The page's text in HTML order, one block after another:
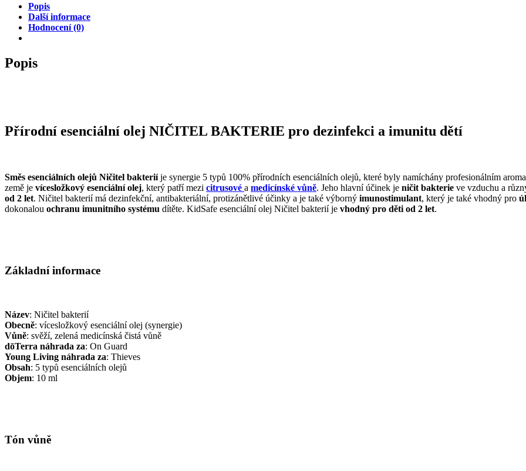
Popis
Další informace
Hodnocení (0)
Popis
Přírodní esenciální olej NIČITEL BAKTERIE pro dezinfekci a imunitu dětí
Směs esenciálních olejů Ničitel bakteriíje synergie 5 typů 100% přírodních esenciálních olejů, které byly namíchány profesionálním
země je vícesložkový esenciální olej, který patří mezi citrusové a medicínské vůně. Jeho hlavní účinek je ničit bakterie ve vzduchu a
od 2 let. Ničitel bakterií má dezinfekční, antibakteriální, protizánětlivé účinky a je také výborný imunostimulant, který je také vhodný pro
dokonalou ochranu imunitního systému dítěte. KidSafe esenciální olej Ničitel bakterií je vhodný pro děti od 2 let.
Základní informace
Název: Ničitel bakterií
Obecně: vícesložkový esenciální olej (synergie)
Vůně: svěží, zelená medicínská čistá vůně
dōTerra náhrada za: On Guard
Young Living náhrada za: Thieves
Obsah: 5 typů esenciálních olejů
Objem: 10 ml
Tón vůně